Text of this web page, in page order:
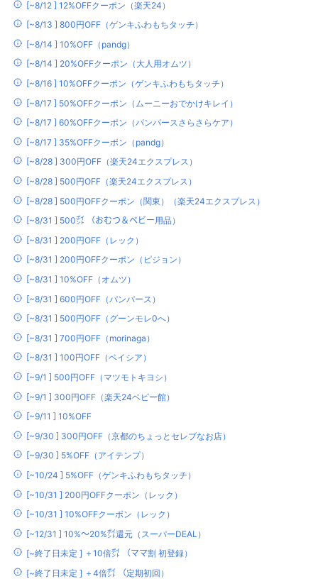
[~8/12 ] 12%OFFクーポン（楽天24）
[~8/13 ] 800円OFF（ゲンキふわもちタッチ）
[~8/14 ] 10%OFF（pandg）
[~8/14 ] 20%OFFクーポン（大人用オムツ）
[~8/16 ] 10%OFFクーポン（ゲンキふわもちタッチ）
[~8/17 ] 50%OFFクーポン（ムーニーおでかけキレイ）
[~8/17 ] 60%OFFクーポン（パンパースさらさらケア）
[~8/17 ] 35%OFFクーポン（pandg）
[~8/28 ] 300円OFF（楽天24エクスプレス）
[~8/28 ] 500円OFF（楽天24エクスプレス）
[~8/28 ] 500円OFFクーポン（関東）（楽天24エクスプレス）
[~8/31 ] 500㌽ （おむつ＆ベビー用品）
[~8/31 ] 200円OFF（レック）
[~8/31 ] 200円OFFクーポン（ピジョン）
[~8/31 ] 10%OFF（オムツ）
[~8/31 ] 600円OFF（パンパース）
[~8/31 ] 500円OFF（グーンモレ0へ）
[~8/31 ] 700円OFF（morinaga）
[~8/31 ] 100円OFF（ベイシア）
[~9/1 ] 500円OFF（マツモトキヨシ）
[~9/1 ] 300円OFF（楽天24ベビー館）
[~9/11 ] 10%OFF
[~9/30 ] 300円OFF（京都のちょっとセレブなお店）
[~9/30 ] 5%OFF（アイテンプ）
[~10/24 ] 5%OFF（ゲンキふわもちタッチ）
[~10/31 ] 200円OFFクーポン（レック）
[~10/31 ] 10%OFFクーポン（レック）
[~12/31 ] 10%～20%㌽還元（スーパーDEAL）
[~終了日未定 ] ＋10倍㌽ （ママ割 初登録）
[~終了日未定 ] ＋4倍㌽ （定期初回）